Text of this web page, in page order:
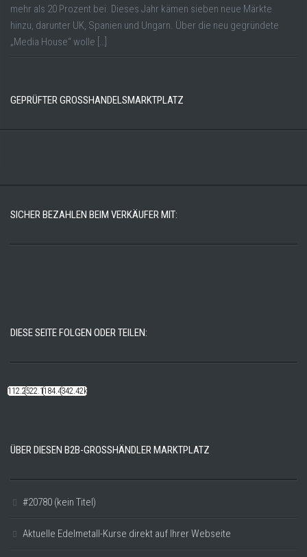
mehr als 20 Prozent bei. Dieses Jahr kämen sieben neue Märkte
hinzu, darunter UK, Spanien und Ungarn. Über die neu gegründete
„Media House“ wolle […]
GEPRÜFTER GROSSHANDELSMARKTPLATZ
SICHER BEZAHLEN BEIM VERKÄUFER MIT:
DIESE SEITE FOLGEN ODER TEILEN:
112.22k522.14k184.48k342.42k
ÜBER DIESEN B2B-GROSSHÄNDLER MARKTPLATZ
#20780 (kein Titel)
Aktuelle Edelmetall-Kurse direkt auf Ihrer Webseite